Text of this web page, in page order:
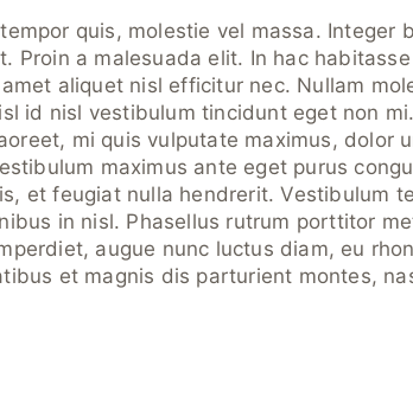
quis, molestie vel massa. Integer
Proin a malesuada elit. In hac
aliquet nisl efficitur nec. Nullam
id nisl vestibulum tincidunt eget non
mi quis vulputate maximus, dolor
maximus ante eget purus
et feugiat nulla hendrerit. Vestibulum
in nisl. Phasellus rutrum porttitor
augue nunc luctus diam, eu
et magnis dis parturient montes,